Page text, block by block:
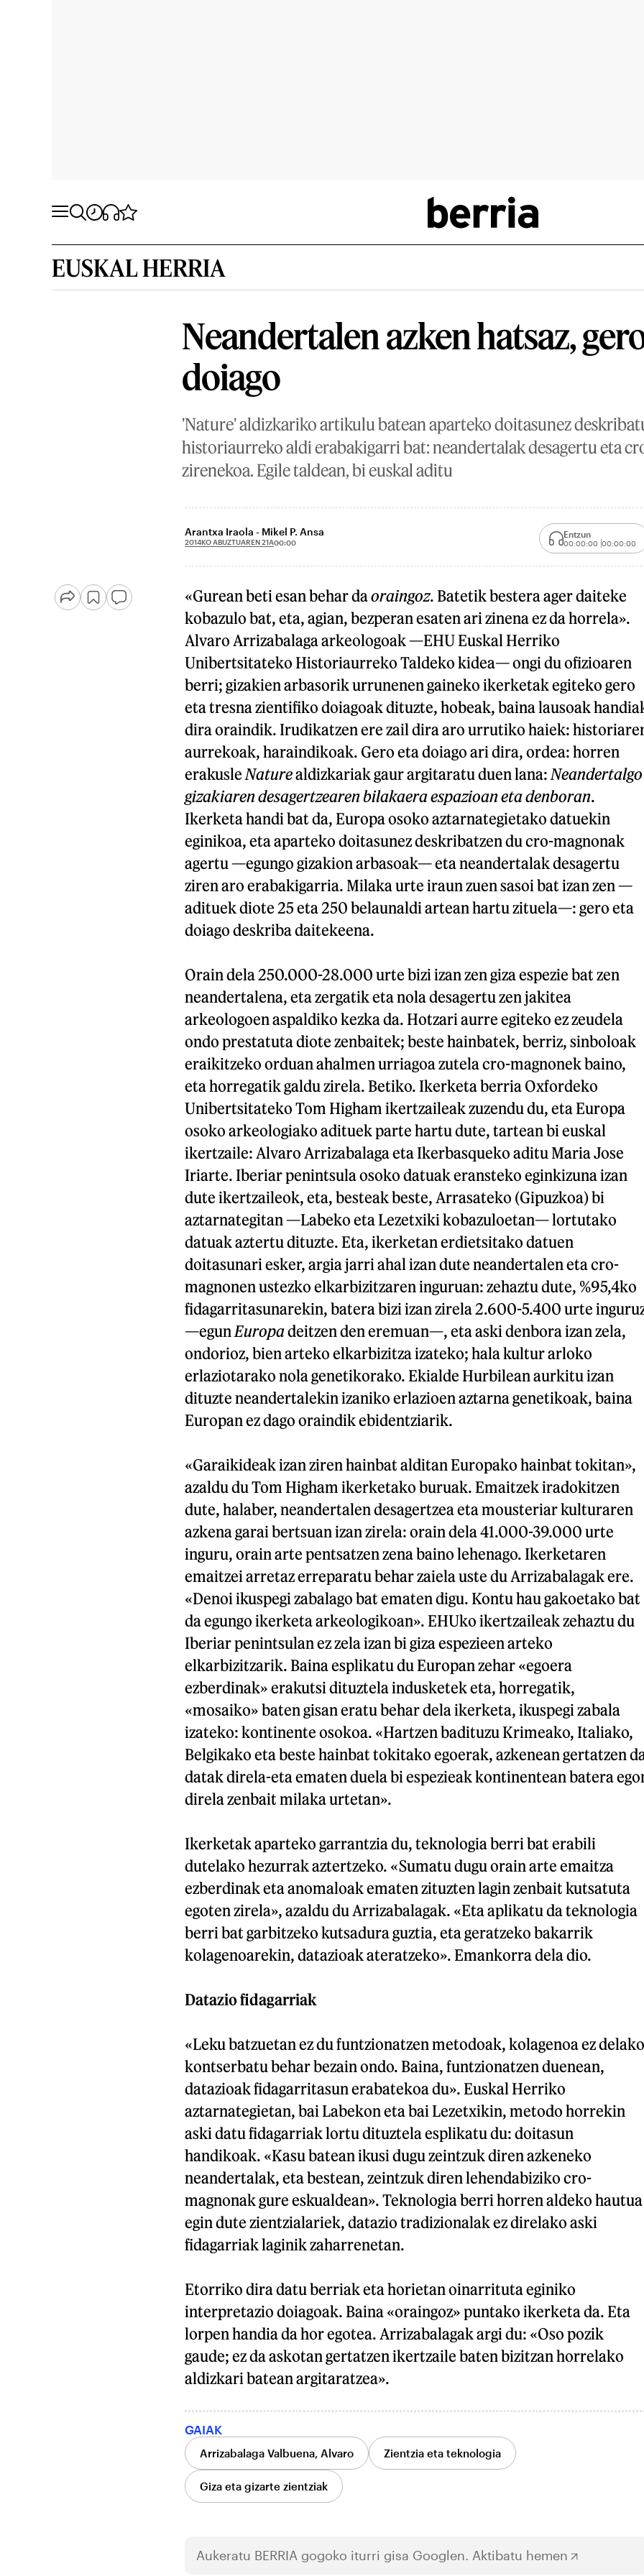
EUSKAL HERRIA
Neandertalen azken hatsaz,
doiago
'Nature' aldizkariko artikulu batean aparteko doitasunez
historiaurreko aldi erabakigarri bat: neandertalak desagertu eta
zirenekoa. Egile taldean, bi euskal aditu
Arantxa Iraola - Mikel P. Ansa
2014KO ABUZTUAREN 21A00:00
Entzun
00:00:00 00:00:00
«Gurean beti esan behar da oraingoz. Batetik bestera ager daiteke
kobazulo bat, eta, agian, bezperan esaten ari zinena ez da horrela».
Alvaro Arrizabalaga arkeologoak —EHU Euskal Herriko
Unibertsitateko Historiaurreko Taldeko kidea— ongi du ofizioaren
berri; gizakien arbasorik urrunenen gaineko ikerketak egiteko gero
eta tresna zientifiko doiagoak dituzte, hobeak, baina lausoak
dira oraindik. Irudikatzen ere zail dira aro urrutiko haiek:
aurrekoak, haraindikoak. Gero eta doiago ari dira, ordea: horren
erakusle Naturealdizkariak gaur argitaratu duen lana: Neandertalgo
gizakiaren desagertzearen bilakaera espazioan eta denboran.
Ikerketa handi bat da, Europa osoko aztarnategietako datuekin
eginikoa, eta aparteko doitasunez deskribatzen du cro-magnonak
agertu —egungo gizakion arbasoak— eta neandertalak desagertu
ziren aro erabakigarria. Milaka urte iraun zuen sasoi bat izan zen —
adituek diote 25 eta 250 belaunaldi artean hartu zituela—: gero eta
doiago deskriba daitekeena.
Orain dela 250.000-28.000 urte bizi izan zen giza espezie bat zen
neandertalena, eta zergatik eta nola desagertu zen jakitea
arkeologoen aspaldiko kezka da. Hotzari aurre egiteko ez zeudela
ondo prestatuta diote zenbaitek; beste hainbatek, berriz, sinboloak
eraikitzeko orduan ahalmen urriagoa zutela cro-magnonek baino,
eta horregatik galdu zirela. Betiko. Ikerketa berria Oxfordeko
Unibertsitateko Tom Higham ikertzaileak zuzendu du, eta Europa
osoko arkeologiako adituek parte hartu dute, tartean bi euskal
ikertzaile: Alvaro Arrizabalaga eta Ikerbasqueko aditu Maria Jose
Iriarte. Iberiar penintsula osoko datuak eransteko eginkizuna izan
dute ikertzaileok, eta, besteak beste, Arrasateko (Gipuzkoa) bi
aztarnategitan —Labeko eta Lezetxiki kobazuloetan— lortutako
datuak aztertu dituzte. Eta, ikerketan erdietsitako datuen
doitasunari esker, argia jarri ahal izan dute neandertalen eta cro-
magnonen ustezko elkarbizitzaren inguruan: zehaztu dute, %95,4ko
fidagarritasunarekin, batera bizi izan zirela 2.600-5.400 urte
—egun Europadeitzen den eremuan—, eta aski denbora izan zela,
ondorioz, bien arteko elkarbizitza izateko; hala kultur arloko
erlaziotarako nola genetikorako. Ekialde Hurbilean aurkitu izan
dituzte neandertalekin izaniko erlazioen aztarna genetikoak, baina
Europan ez dago oraindik ebidentziarik.
«Garaikideak izan ziren hainbat alditan Europako hainbat tokitan»,
azaldu du Tom Higham ikerketako buruak. Emaitzek iradokitzen
dute, halaber, neandertalen desagertzea eta mousteriar kulturaren
azkena garai bertsuan izan zirela: orain dela 41.000-39.000 urte
inguru, orain arte pentsatzen zena baino lehenago. Ikerketaren
emaitzei arretaz erreparatu behar zaiela uste du Arrizabalagak ere.
«Denoi ikuspegi zabalago bat ematen digu. Kontu hau gakoetako bat
da egungo ikerketa arkeologikoan». EHUko ikertzaileak zehaztu du
Iberiar penintsulan ez zela izan bi giza espezieen arteko
elkarbizitzarik. Baina esplikatu du Europan zehar «egoera
ezberdinak» erakutsi dituztela indusketek eta, horregatik,
«mosaiko» baten gisan eratu behar dela ikerketa, ikuspegi zabala
izateko: kontinente osokoa. «Hartzen badituzu Krimeako, Italiako,
Belgikako eta beste hainbat tokitako egoerak, azkenean gertatzen
datak direla-eta ematen duela bi espezieak kontinentean batera
direla zenbait milaka urtetan».
Ikerketak aparteko garrantzia du, teknologia berri bat erabili
dutelako hezurrak aztertzeko. «Sumatu dugu orain arte emaitza
ezberdinak eta anomaloak ematen zituzten lagin zenbait kutsatuta
egoten zirela», azaldu du Arrizabalagak. «Eta aplikatu da teknologia
berri bat garbitzeko kutsadura guztia, eta geratzeko bakarrik
kolagenoarekin, datazioak ateratzeko». Emankorra dela dio.
Datazio fidagarriak
«Leku batzuetan ez du funtzionatzen metodoak, kolagenoa ez delako
kontserbatu behar bezain ondo. Baina, funtzionatzen duenean,
datazioak fidagarritasun erabatekoa du». Euskal Herriko
aztarnategietan, bai Labekon eta bai Lezetxikin, metodo horrekin
aski datu fidagarriak lortu dituztela esplikatu du: doitasun
handikoak. «Kasu batean ikusi dugu zeintzuk diren azkeneko
neandertalak, eta bestean, zeintzuk diren lehendabiziko cro-
magnonak gure eskualdean». Teknologia berri horren aldeko hautua
egin dute zientzialariek, datazio tradizionalak ez direlako aski
fidagarriak laginik zaharrenetan.
Etorriko dira datu berriak eta horietan oinarrituta eginiko
interpretazio doiagoak. Baina «oraingoz» puntako ikerketa da. Eta
lorpen handia da hor egotea. Arrizabalagak argi du: «Oso pozik
gaude; ez da askotan gertatzen ikertzaile baten bizitzan horrelako
aldizkari batean argitaratzea».
GAIAK
Arrizabalaga Valbuena, Alvaro Zientzia eta teknologia
Giza eta gizarte zientziak
Aukeratu BERRIA gogoko iturri gisa Googlen. Aktibatu hemen